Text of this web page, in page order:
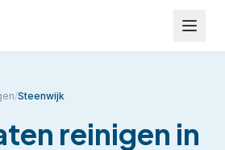
/Steenwijk
reinigen in